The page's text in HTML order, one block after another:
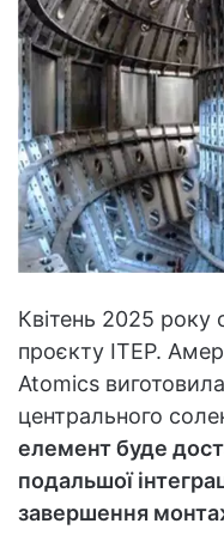
Квітень 2025 року
проєкту ІТЕР.
Atomics
центрального
елемент буде
подальшої
завершення